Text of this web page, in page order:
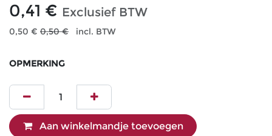
0,41 € Exclusief BTW
0,50 € 0,50€ incl. BTW
OPMERKING
Aan winkelmandje toevoegen